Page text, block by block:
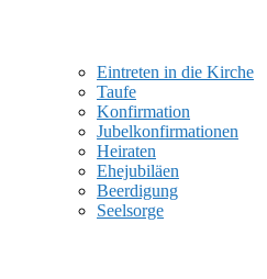
Eintreten in die Kirche
Taufe
Konfirmation
Jubelkonfirmationen
Heiraten
Ehejubiläen
Beerdigung
Seelsorge